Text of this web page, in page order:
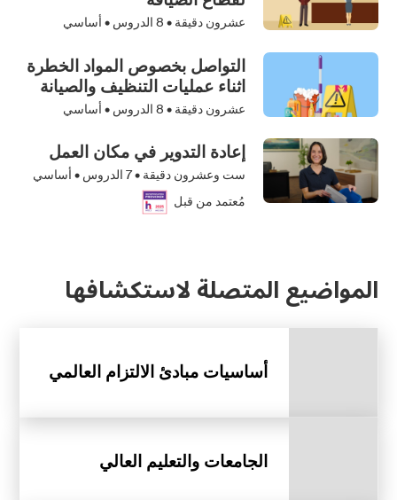
عشرون دقيقة • 8 الدروس • أساسي
التواصل بخصوص المواد الخطرة
اثناء عمليات التنظيف والصيانة
عشرون دقيقة • 8 الدروس • أساسي
إعادة التدوير في مكان العمل
ست وعشرون دقيقة •7 الدروس • أساسي
مُعتمد من قبل
المواضيع المتصلة لاستكشافها
أساسيات مبادئ الالتزام العالمي
الجامعات والتعليم العالي